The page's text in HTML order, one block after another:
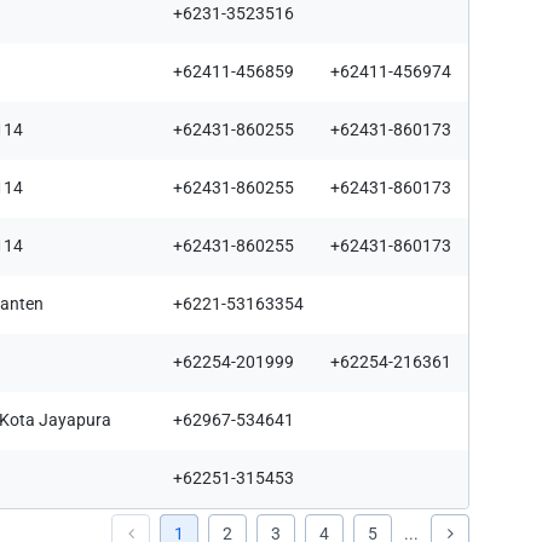
Mandiri
sesuai
+6231-3523516
+62411-456859 +62411-456974
+62431-860255 +62431-860173
+62431-860255 +62431-860173
+62431-860255 +62431-860173
+6221-53163354
+62254-201999 +62254-216361
Jayapura +62967-534641
+62251-315453
1 2 3 4 5 ...